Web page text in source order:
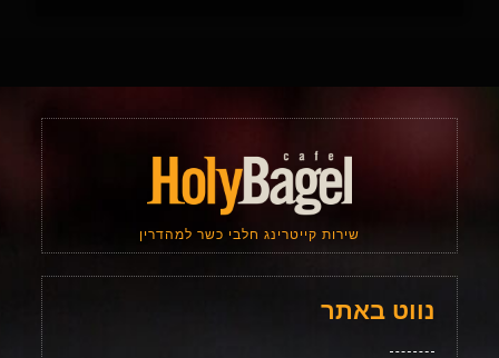
נווט באתר
שירות קייטרינג חלבי כשר למהדרין